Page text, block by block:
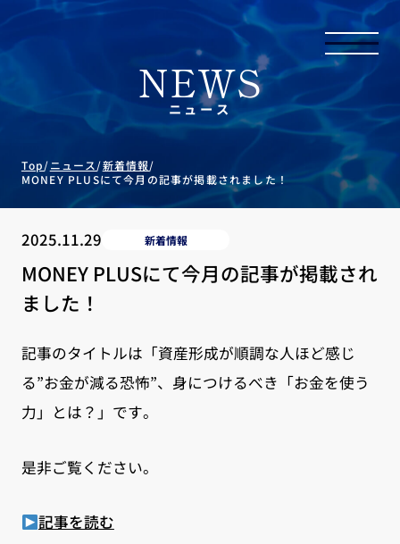
NEWS
ニュース
Top/ニュース/新着情報/
MONEY PLUSにて今月の記事が掲載されました！
2025.11.29 新着情報
MONEY PLUSにて今月の記事が掲載され
ました！
記事のタイトルは「資産形成が順調な人ほど感じ
る”お金が減る恐怖”、身につけるべき「お金を使う
力」とは？」です。
是非ご覧ください。
記事を読む